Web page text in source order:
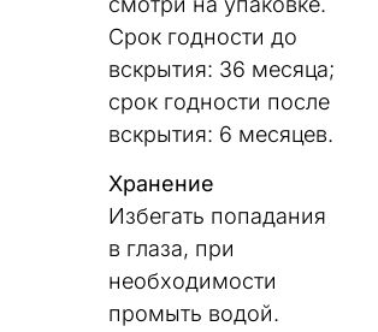
Срок годности до
вскрытия: 36 месяца;
срок годности после
вскрытия: 6 месяцев.
Хранение
Избегать попадания
в глаза, при
необходимости
промыть водой.